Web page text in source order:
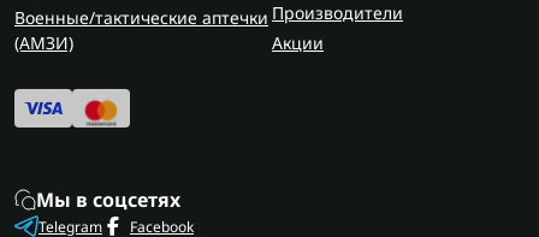
Военные/тактические аптечки
(AMЗИ)
Производители
Акции
Мы в соцсетях
Telegram Facebook